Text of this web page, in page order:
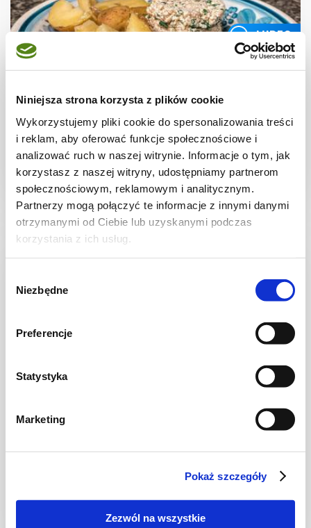
Niniejsza strona korzysta z plików cookie
Wykorzystujemy pliki cookie do spersonalizowania treści
i reklam, aby oferować funkcje społecznościowe i
analizować ruch w naszej witrynie. Informacje o tym, jak
korzystasz z naszej witryny, udostępniamy partnerom
społecznościowym, reklamowym i analitycznym.
Partnerzy mogą połączyć te informacje z innymi danymi
otrzymanymi od Ciebie lub uzyskanymi podczas
korzystania z ich usług.
zgody
Niezbędne
Preferencje
Statystyka
Marketing
Pokaż szczegóły
Zezwól na wszystkie
WIDEO
Poznański gzik w wersji wegańskiej
30 min. 580 kcal 2
GRILL